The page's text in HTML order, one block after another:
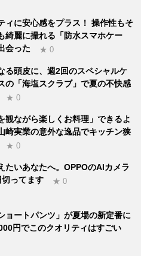
ィに安心感をプラス！ 操作性もそ
綺麗に撮れる「防水スマホケー
会った
★ 0
る頭皮に、週2回のスペシャルケ
の「海塩スクラブ」で夏の不快感
★ 0
観ながら楽しくお料理」できるよ
崎実業の意外な逸品でキッチン狭
★ 0
たいあなたへ。OPPOのAIカメラ
ってます
★ 0
ョートパンツ」が夏場の新定番に
円でこのクオリティはすごい